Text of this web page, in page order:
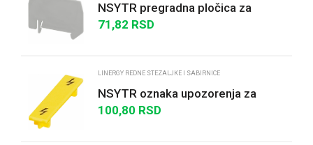
Poruka
NSYTR pregradna pločica za
opružnu jednostruku rednu stezalj.
71,82 RSD
LINERGY REDNE STEZALJKE I SABIRNICE
NSYTR oznaka upozorenja za
redne stezaljke sa vijčanim
100,80 RSD